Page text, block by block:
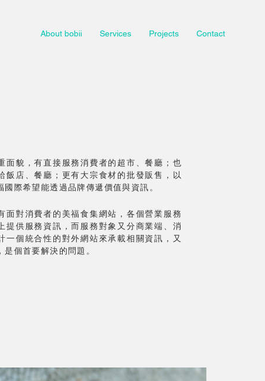
About bobii Services Projects Contact
面貌，有直接服務消費者的超市、餐廳；也
飯店、餐廳；更有大宗食材的批發販售，以
國際希望能透過品牌傳遞價值與資訊。
面對消費者的美福食集網站，各個營業服務
提供服務資訊，而服務對象又分商業端、消
一個統合性的對外網站來承載相關資訊，又
個首要解決的問題。